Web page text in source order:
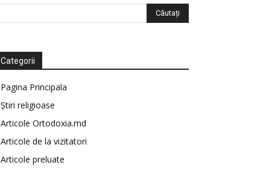
Categorii
Pagina Principala
Știri religioase
Articole Ortodoxia.md
Articole de la vizitatori
Articole preluate